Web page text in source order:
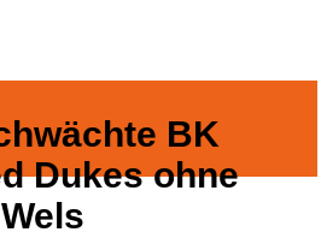
BK
Dukes ohne